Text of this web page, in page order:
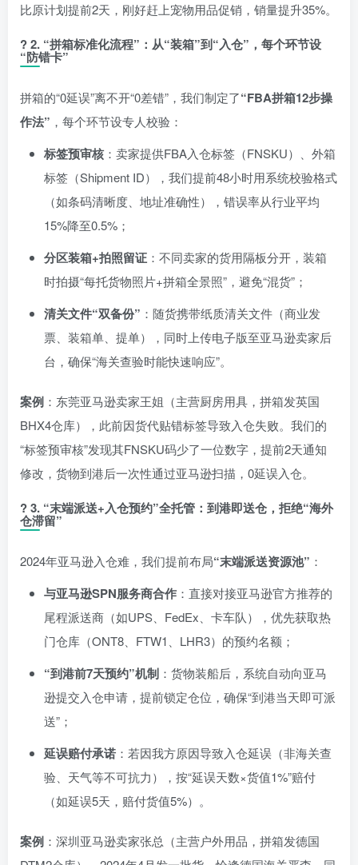
比原计划提前2天，刚好赶上宠物用品促销，销量提升35%。
?2. “拼箱标准化流程”：从“装箱”到“入仓”，每个环节设
“防错卡”
拼箱的“0延误”离不开“0差错”，我们制定了“FBA拼箱12步操
作法” ，每个环节设专人校验：
标签预审核：卖家提供FBA入仓标签（FNSKU）、外箱
标签（Shipment ID），我们提前48小时用系统校验格式
（如条码清晰度、地址准确性），错误率从行业平均
15%降至0.5%；
分区装箱+拍照留证 ：不同卖家的货用隔板分开，装箱
时拍摄“每托货物照片+拼箱全景照”，避免“混货”；
清关文件“双备份” ：随货携带纸质清关文件（商业发
票、装箱单、提单），同时上传电子版至亚马逊卖家后
台，确保“海关查验时能快速响应”。
案例 ：东莞亚马逊卖家王姐（主营厨房用具，拼箱发英国
BHX4仓库），此前因货代贴错标签导致入仓失败。我们的
“标签预审核”发现其FNSKU码少了一位数字，提前2天通知
修改，货物到港后一次性通过亚马逊扫描，0延误入仓。
?3. “末端派送+入仓预约”全托管：到港即送仓，拒绝“海外
仓滞留”
2024年亚马逊入仓难，我们提前布局“末端派送资源池” ：
与亚马逊SPN服务商合作 ：直接对接亚马逊官方推荐的
尾程派送商（如UPS、FedEx、卡车队），优先获取热
门仓库（ONT8、FTW1、LHR3）的预约名额；
“到港前7天预约”机制 ：货物装船后，系统自动向亚马
逊提交入仓申请，提前锁定仓位，确保“到港当天即可派
送”；
延误赔付承诺 ：若因我方原因导致入仓延误（非海关查
验、天气等不可抗力），按“延误天数×货值1%”赔付
（如延误5天，赔付货值5%）。
案例 ：深圳亚马逊卖家张总（主营户外用品，拼箱发德国